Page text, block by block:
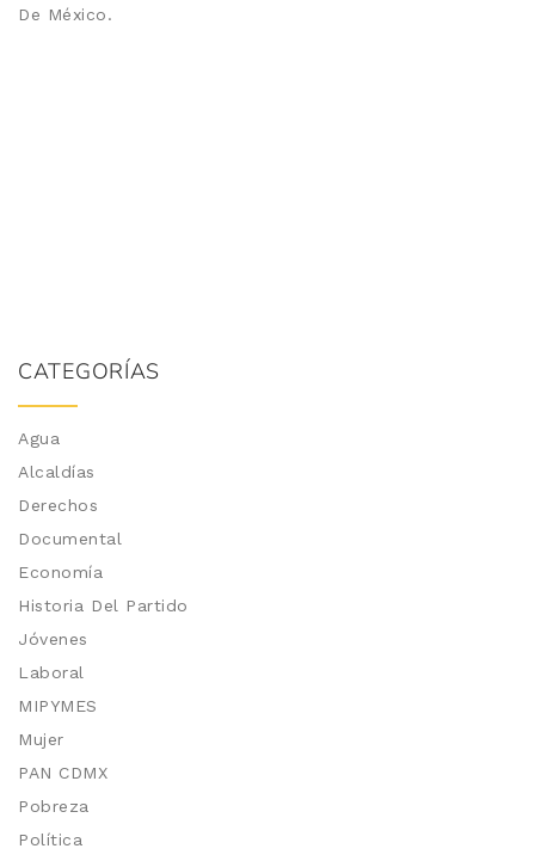
De México.
CATEGORÍAS
Agua
Alcaldías
Derechos
Documental
Economía
Historia Del Partido
Jóvenes
Laboral
MIPYMES
Mujer
PAN CDMX
Pobreza
Política